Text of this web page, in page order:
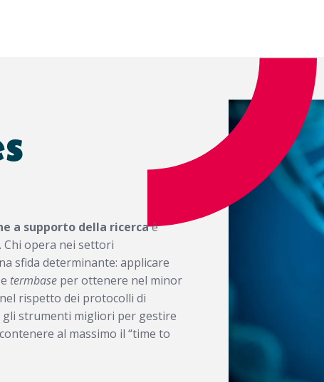
a supporto della ricercaè
opera nei settori
sfida determinante: applicare
termbaseper ottenere nel minor
rispetto dei protocolli di
gli strumenti migliori per gestire
al massimo il “time to